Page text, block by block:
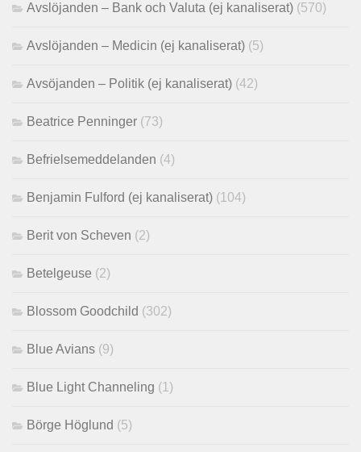
Avslöjanden – Bank och Valuta (ej kanaliserat) (570)
Avslöjanden – Medicin (ej kanaliserat) (5)
Avsöjanden – Politik (ej kanaliserat) (42)
Beatrice Penninger (73)
Befrielsemeddelanden (4)
Benjamin Fulford (ej kanaliserat) (104)
Berit von Scheven (2)
Betelgeuse (2)
Blossom Goodchild (302)
Blue Avians (9)
Blue Light Channeling (1)
Börge Höglund (5)